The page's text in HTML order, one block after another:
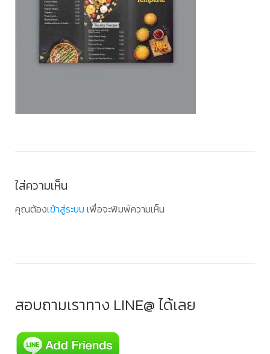
ใส่ความเห็น
คุณต้องเข้าสู่ระบบ เพื่อจะพิมพ์ความเห็น
สอบถามเราทาง LINE@ ได้เลย